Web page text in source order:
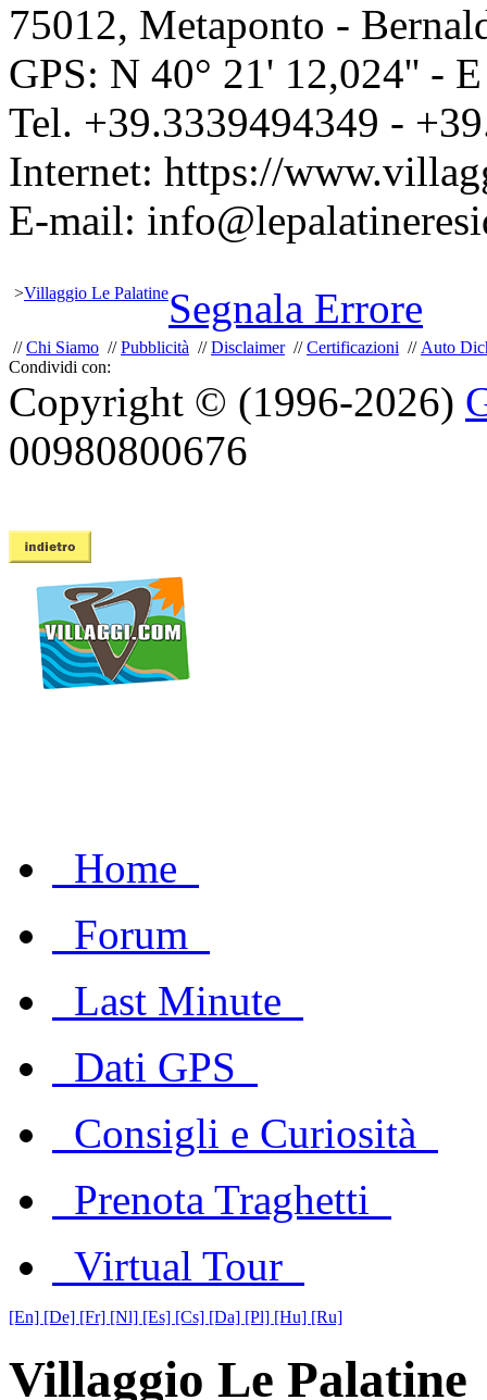
75012, Metaponto -
GPS: N 40° 21' 12,024'' -
Tel. +39.3339494349 -
Internet: https://
E-mail:
>Villaggio Le PalatineSegnala Errore
//Chi Siamo //Pubblicità //Disclaimer//Certificazioni // Auto
Condividi con:
Copyright © (1996-2026)
00980800676
Home
Forum
Last Minute
Dati GPS
Consigli e Curiosità
Prenota Traghetti
Virtual Tour
[En] [De] [Fr] [Nl] [Es] [Cs] [Da] [Pl] [Hu] [Ru]
Villaggio Le Palatine